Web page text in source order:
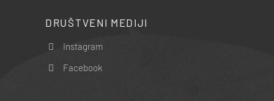
DRUŠTVENI MEDIJI
Instagram
Facebook